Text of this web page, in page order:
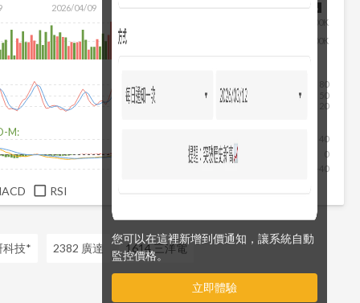
您可以在這裡新增到價通知，讓系統自動
監控價格。
立即體驗
2026/04/09 2026/08/06
100K
200K
20
50
80
M:
-40
0
40
RSI
科技* 2382 廣達 1614 三洋電